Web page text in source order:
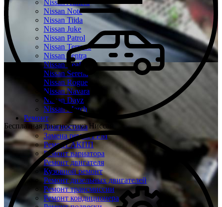
Nissan Almera
Nissan Note
Nissan Tiida
Nissan Juke
Nissan Patrol
Nissan Terrano
Nissan Sentra
Nissan Leaf
Nissan Serena
Nissan Rogue
Nissan Navara
Nissan Dayz
Nissan March
Ремонт
Диагностика
Замена ремня ГРМ
Ремонт АКПП
Ремонт вариатора
Ремонт двигателя
Кузовной ремонт
Ремонт дизельных двигателей
Ремонт трансмиссии
Ремонт кондиционера
Бесплатная диагностика Ниссан